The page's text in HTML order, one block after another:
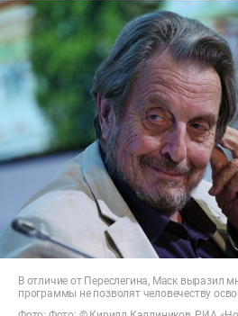
В отличие от Переслегина, Маск выразил
программы не позволят человечеству